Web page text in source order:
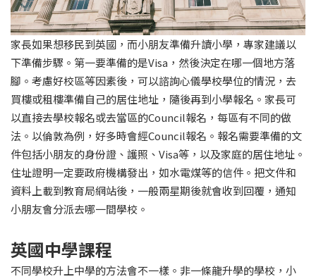
家長如果想移民到英國，而小朋友準備升讀小學，專家建議以
下準備步驟。第一要準備的是Visa，然後決定在哪一個地方落
腳。考慮好校區等因素後，可以諮詢心儀學校學位的情況，去
買樓或租樓準備自己的居住地址，隨後再到小學報名。家長可
以直接去學校報名或去當區的Council報名，每區有不同的做
法。以倫敦為例，好多時會經Council報名。報名需要準備的文
件包括小朋友的身份證、護照、Visa等，以及家庭的居住地址。
住址證明一定要政府機構發出，如水電煤等的信件。把文件和
資料上載到教育局網站後，一般兩星期後就會收到回覆，通知
小朋友會分派去哪一間學校。
英國中學課程
不同學校升上中學的方法會不一樣。非一條龍升學的學校，小